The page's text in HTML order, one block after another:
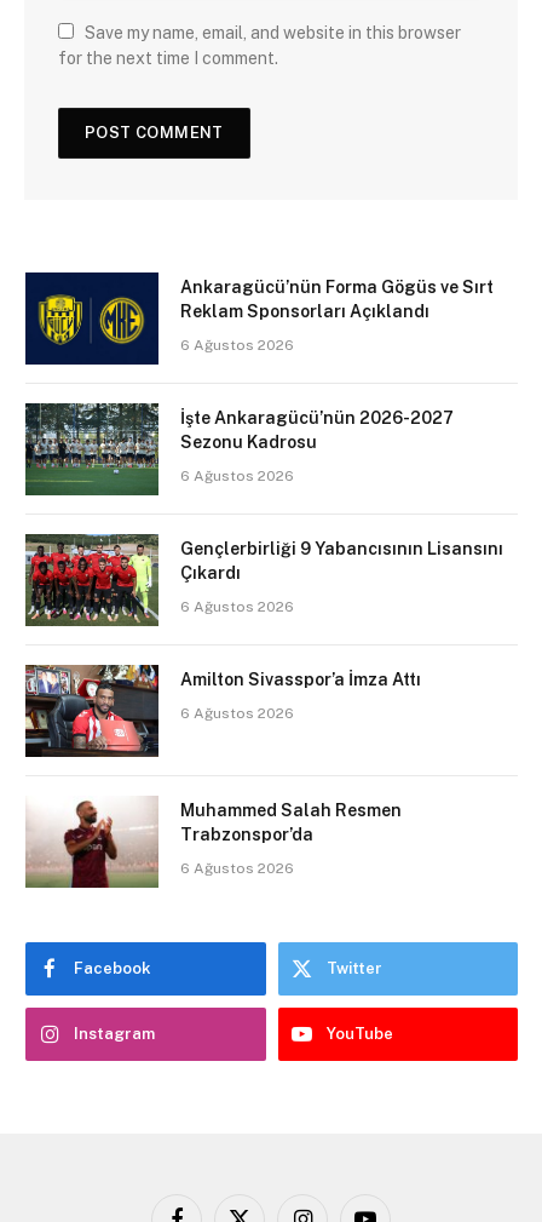
Save my name, email, and website in this browser
for the next time I comment.
Ankaragücü’nün Forma Gögüs ve Sırt
Reklam Sponsorları Açıklandı
6 Ağustos 2026
İşte Ankaragücü’nün 2026-2027
Sezonu Kadrosu
6 Ağustos 2026
Gençlerbirliği 9 Yabancısının Lisansını
Çıkardı
6 Ağustos 2026
Amilton Sivasspor’a İmza Attı
6 Ağustos 2026
Muhammed Salah Resmen
Trabzonspor’da
6 Ağustos 2026
Facebook Twitter
Instagram YouTube